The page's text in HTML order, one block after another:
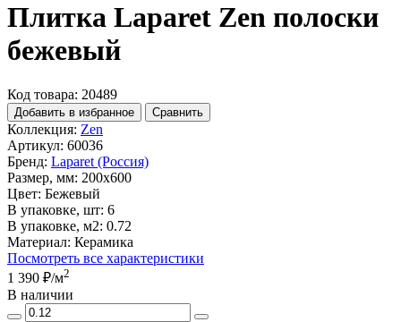
Плитка Laparet Zen полоски
бежевый
Код товара: 20489
Добавить в избранное Сравнить
Коллекция: Zen
Артикул: 60036
Бренд: Laparet (Россия)
Размер, мм: 200x600
Цвет: Бежевый
В упаковке, шт: 6
В упаковке, м2: 0.72
Материал: Керамика
Посмотреть все характеристики
1 390 ₽/м2
В наличии